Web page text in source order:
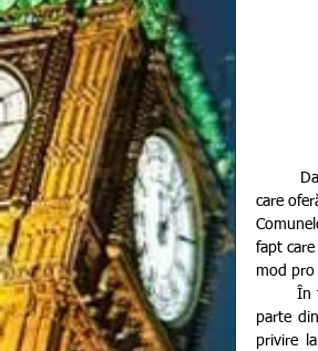
care
fapt
mod pro
parte
privire